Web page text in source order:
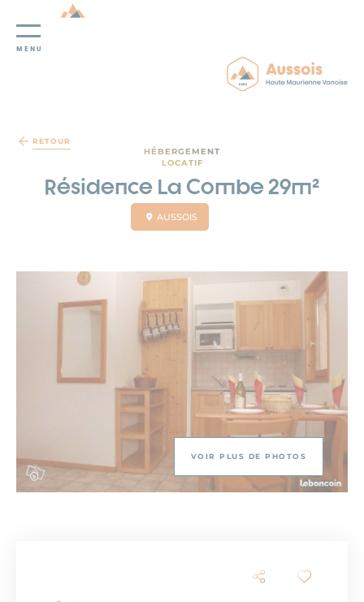
MENU
RETOUR
HÉBERGEMENT
LOCATIF
Résidence La Combe 29m²
AUSSOIS
VOIR PLUS DE PHOTOS